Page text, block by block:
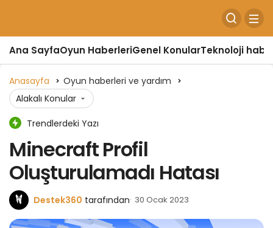
Ana SayfaOyun HaberleriGenel KonularTeknoloji
Anasayfa
Oyun haberleri ve yardım
Alakalı Konular
Trendlerdeki Yazı
Minecraft Profil
Oluşturulamadı Hatası
Destek360 tarafından 30 Ocak 2023